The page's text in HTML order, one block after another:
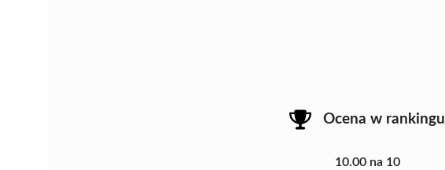
Ocena w rankingu
10.00 na 10